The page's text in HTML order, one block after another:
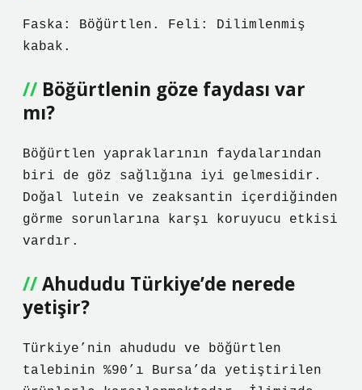
Faska: Böğürtlen. Feli: Dilimlenmiş
kabak.
Böğürtlenin göze faydası var
mı?
Böğürtlen yapraklarının faydalarından
biri de göz sağlığına iyi gelmesidir.
Doğal lutein ve zeaksantin içerdiğinden
görme sorunlarına karşı koruyucu etkisi
vardır.
Ahududu Türkiye’de nerede
yetişir?
Türkiye’nin ahududu ve böğürtlen
talebinin %90’ı Bursa’da yetiştirilen